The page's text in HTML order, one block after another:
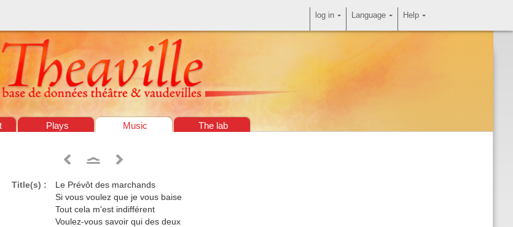
Plays Music The lab
Title(s) :
Le Prévôt des marchands
Si vous voulez que je vous baise
Tout cela m'est indifférent
Voulez-vous savoir qui des deux
Help
Language
log in